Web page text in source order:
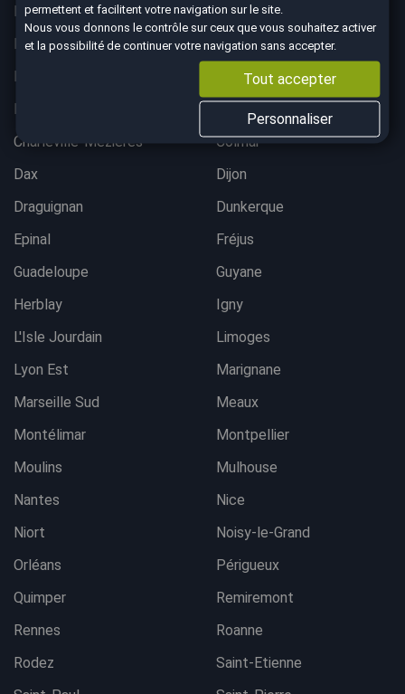
Besançon
Bordeaux lac
Bordeaux Mérignac
Bougival
Bourgoin-Jallieu
Brest
Brive-La-Gaillarde
Chalon-sur-Saône
Charleville-Mezières
Colmar
Dax
Dijon
Draguignan
Dunkerque
Epinal
Fréjus
Guadeloupe
Guyane
Herblay
Igny
L'Isle Jourdain
Limoges
Lyon Est
Marignane
Marseille Sud
Meaux
Montélimar
Montpellier
Moulins
Mulhouse
Nantes
Nice
Niort
Noisy-le-Grand
Orléans
Périgueux
Quimper
Remiremont
Rennes
Roanne
Rodez
Saint-Etienne
permettent et facilitent votre navigation sur le site.
Nous vous donnons le contrôle sur ceux que vous souhaitez activer
et la possibilité de continuer votre navigation sans accepter.
Tout accepter
Personnaliser